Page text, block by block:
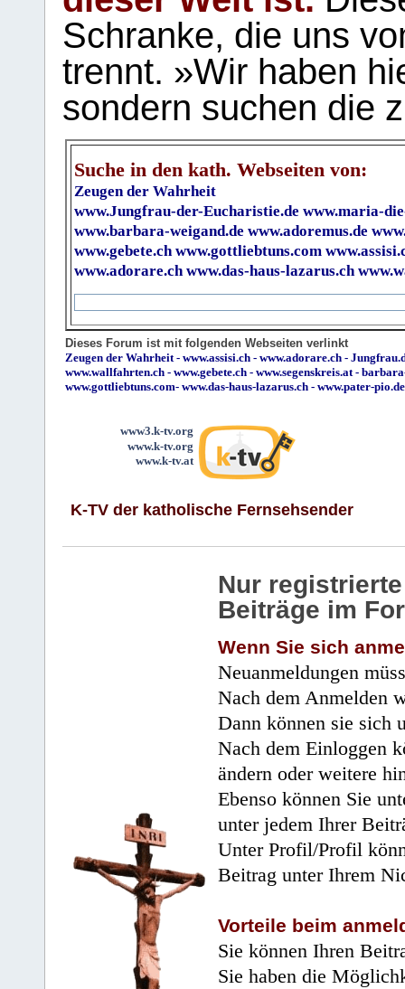
Schranke, die uns
trennt. »Wir haben
sondern suchen die
Suche in den kath. Webseiten von:
Zeugen der Wahrheit
www.Jungfrau-der-Eucharistie.de www.maria-
www.barbara-weigand.de www.adoremus.de
www.gebete.ch www.gottliebtuns.com
www.adorare.ch www.das-haus-lazarus.ch
Dieses Forum ist mit folgenden Webseiten verlinkt
Zeugen der Wahrheit- www.assisi.ch - www.adorare.ch -
www.wallfahrten.ch - www.gebete.ch - www.segenskreis.at-
www.gottliebtuns.com- www.das-haus-lazarus.ch - www.pater-pio.de
www3.k-tv.org
www.k-tv.org
www.k-tv.at
K-TV der katholische Fernsehsender
Nur
Beiträge im
Wenn Sie sich
Neuanmeldungen
Nach dem Anmelden
Dann können sie sich
Nach dem Einloggen
ändern oder weitere
Ebenso können Sie
unter jedem Ihrer
Unter Profil/Profil
Beitrag unter Ihrem
Vorteile beim
Sie können Ihren
Sie haben die